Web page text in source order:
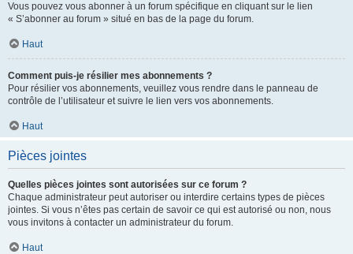
Vous pouvez vous abonner à un forum spécifique en cliquant sur le lien
« S’abonner au forum » situé en bas de la page du forum.
Haut
Comment puis-je résilier mes abonnements ?
Pour résilier vos abonnements, veuillez vous rendre dans le panneau de
contrôle de l’utilisateur et suivre le lien vers vos abonnements.
Haut
Pièces jointes
Quelles pièces jointes sont autorisées sur ce forum ?
Chaque administrateur peut autoriser ou interdire certains types de pièces
jointes. Si vous n’êtes pas certain de savoir ce qui est autorisé ou non, nous
vous invitons à contacter un administrateur du forum.
Haut